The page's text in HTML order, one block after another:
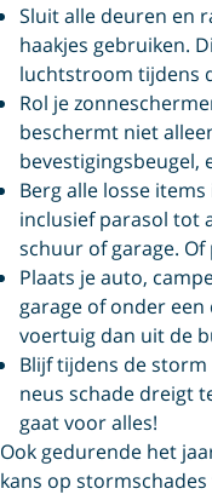
Sluit alle deuren en
haakjes gebruiken.
luchtstroom tijdens
Rol je
beschermt niet
bevestigingsbeugel,
Berg alle losse
inclusief parasol tot
schuur of garage.
Plaats je auto,
garage of onder
voertuig dan uit de
Blijf tijdens de
neus schade dreigt
gaat voor alles!
Ook gedurende het
kans op